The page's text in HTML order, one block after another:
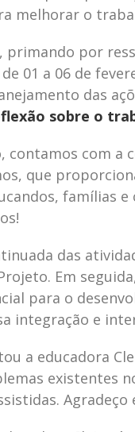
melhorar o
primando por
01 a 06 de
das
sobre o
contamos com a
que
famílias
das
Em
para o
integração e
a educadora
existentes